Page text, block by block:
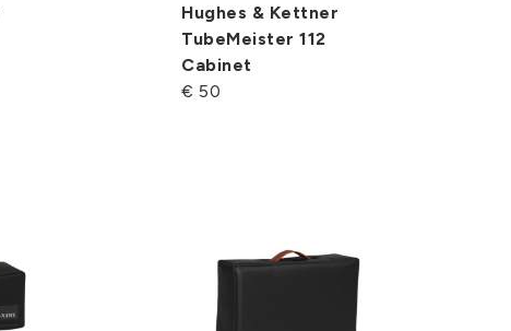
Hughes & Kettner
TubeMeister 112
Cabinet
€ 50